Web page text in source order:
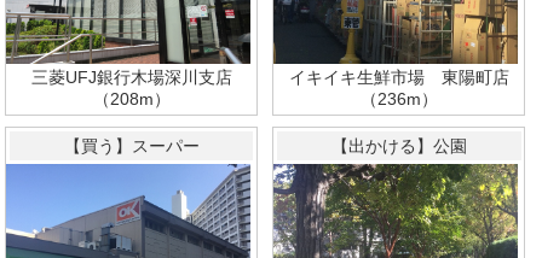
三菱UFJ銀行木場深川支店
（208m）
イキイキ生鮮市場 東陽町店
（236m）
【買う】スーパー 【出かける】公園